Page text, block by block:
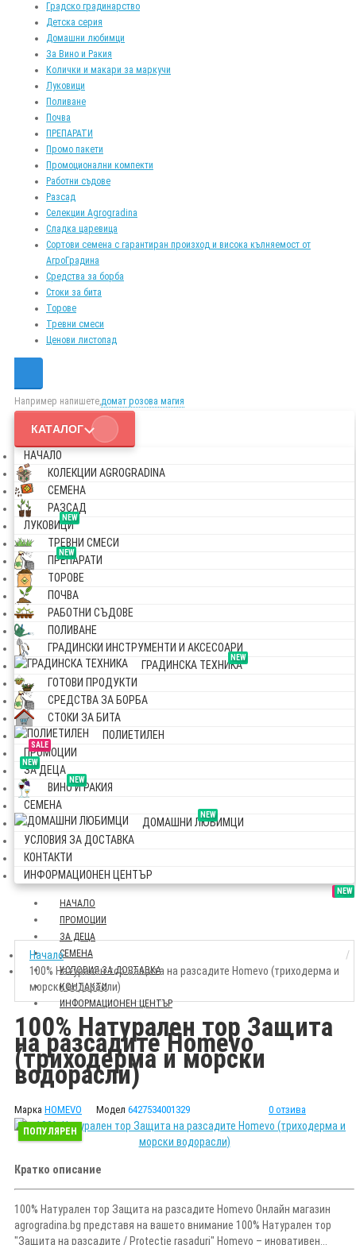
Градско градинарство
Детска серия
Домашни любимци
За Вино и Ракия
Колички и макари за маркучи
Луковици
Поливане
Почва
ПРЕПАРАТИ
Промо пакети
Промоционални компекти
Работни съдове
Разсад
Селекции Agrogradina
Сладка царевица
Сортови семена с гарантиран произход и висока кълняемост от
АгроГрадина
Средства за борба
Стоки за бита
Торове
Тревни смеси
Ценови листопад
Например напишете,домат розова магия
КАТАЛОГ
НАЧАЛО
КОЛЕКЦИИ AGROGRADINA
СЕМЕНА
РАЗСАД
NEW
ЛУКОВИЦИ
ТРЕВНИ СМЕСИ
NEW
ПРЕПАРАТИ
ТОРОВЕ
ПОЧВА
РАБОТНИ СЪДОВЕ
ПОЛИВАНЕ
ГРАДИНСКИ ИНСТРУМЕНТИ И АКСЕСОАРИ
NEW
ГРАДИНСКА ТЕХНИКА
ГОТОВИ ПРОДУКТИ
СРЕДСТВА ЗА БОРБА
СТОКИ ЗА БИТА
ПОЛИЕТИЛЕН
SALE
ПРОМОЦИИ
NEW
ЗА ДЕЦА
NEW
ВИНО И РАКИЯ
СЕМЕНА
NEW
ДОМАШНИ ЛЮБИМЦИ
УСЛОВИЯ ЗА ДОСТАВКА
КОНТАКТИ
ИНФОРМАЦИОНЕН ЦЕНТЪР
НАЧАЛО
SALE
ПРОМОЦИИ
NEW
ЗА ДЕЦА
СЕМЕНА
УСЛОВИЯ ЗА ДОСТАВКА
КОНТАКТИ
ИНФОРМАЦИОНЕН ЦЕНТЪР
Начало
100% Натурален тор Защита на разсадите Homevo (триходерма и
морски водорасли)
100% Натурален тор Защита
на разсадите Homevo
(триходерма и морски
водорасли)
Марка HOMEVO Модел 6427534001329 0 отзива
ПОПУЛЯРЕН
Кратко описание
100% Натурален тор Защита на разсадите Homevo Онлайн магазин
agrogradina.bg представя на вашето внимание 100% Натурален тор
"Защита на разсадите / Protectie rasaduri" Homevo – иновативен...